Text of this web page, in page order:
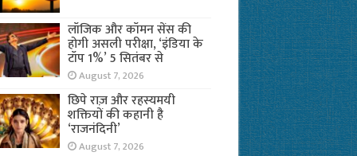
लॉजिक और कॉमन सेंस की
होगी असली परीक्षा, ‘इंडिया के
टॉप 1%’ 5 सितंबर से
August 7, 2026
छिपे राज़ और रहस्यमयी
शक्तियों की कहानी है
‘राजनंदिनी’
August 7, 2026